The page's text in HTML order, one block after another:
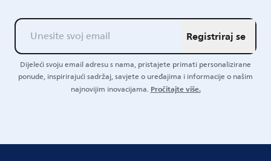
Registriraj se
Dijeleći svoju email adresu s nama, pristajete primati personalizirane
ponude, inspirirajući sadržaj, savjete o uređajima i informacije o našim
najnovijim inovacijama.Pročitajte više.